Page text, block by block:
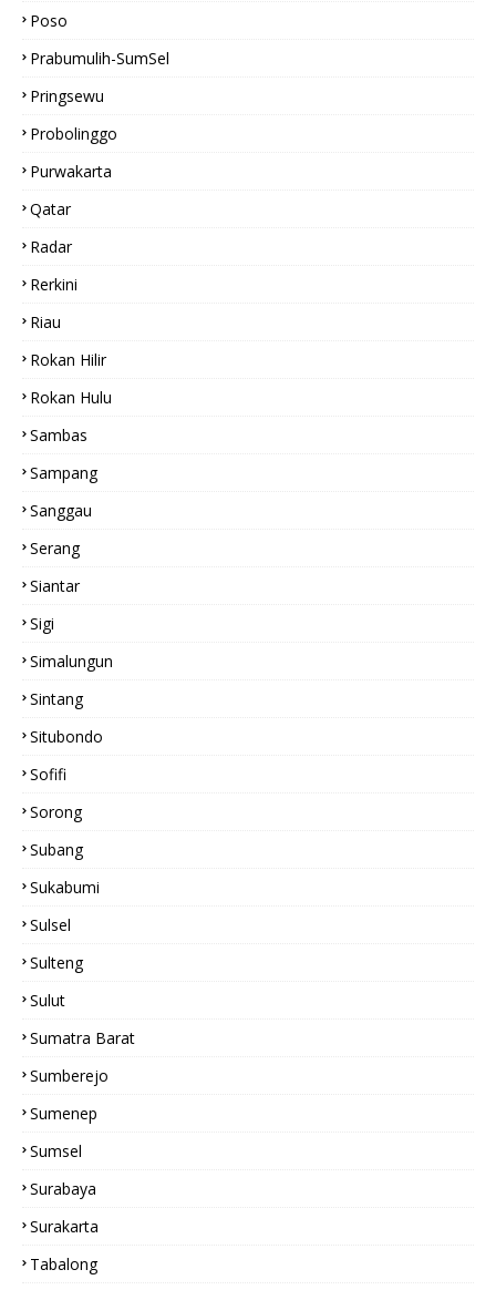
Poso
Prabumulih-SumSel
Pringsewu
Probolinggo
Purwakarta
Qatar
Radar
Rerkini
Riau
Rokan Hilir
Rokan Hulu
Sambas
Sampang
Sanggau
Serang
Siantar
Sigi
Simalungun
Sintang
Situbondo
Sofifi
Sorong
Subang
Sukabumi
Sulsel
Sulteng
Sulut
Sumatra Barat
Sumberejo
Sumenep
Sumsel
Surabaya
Surakarta
Tabalong